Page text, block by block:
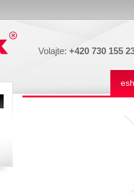
Volajte: +420 730 155